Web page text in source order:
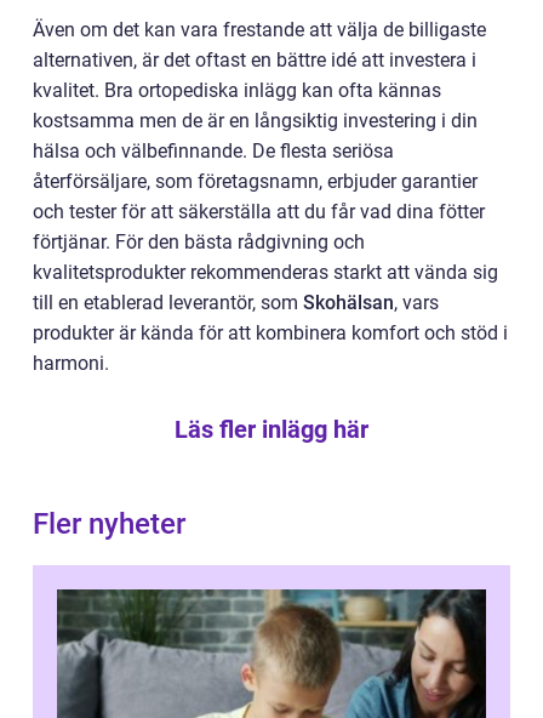
Även om det kan vara frestande att välja de billigaste
alternativen, är det oftast en bättre idé att investera i
kvalitet. Bra ortopediska inlägg kan ofta kännas
kostsamma men de är en långsiktig investering i din
hälsa och välbefinnande. De flesta seriösa
återförsäljare, som företagsnamn, erbjuder garantier
och tester för att säkerställa att du får vad dina fötter
förtjänar. För den bästa rådgivning och
kvalitetsprodukter rekommenderas starkt att vända sig
till en etablerad leverantör, som Skohälsan, vars
produkter är kända för att kombinera komfort och stöd i
harmoni.
Läs fler inlägg här
Fler nyheter